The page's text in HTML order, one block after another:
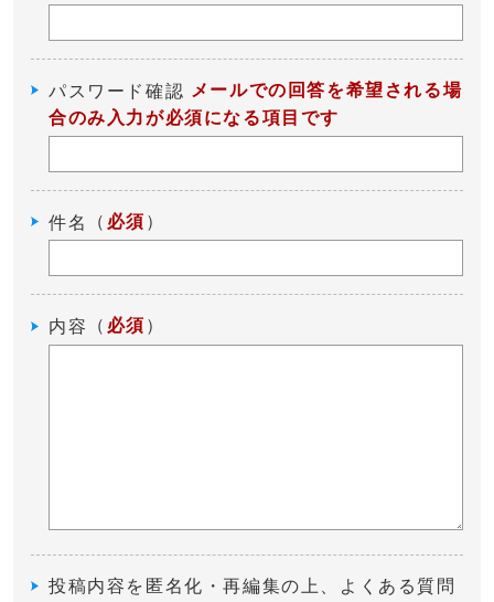
パスワード確認 メールでの回答を希望される場
合のみ入力が必須になる項目です
件名 （ 必須 ）
内容 （ 必須 ）
投稿内容を匿名化・再編集の上、よくある質問